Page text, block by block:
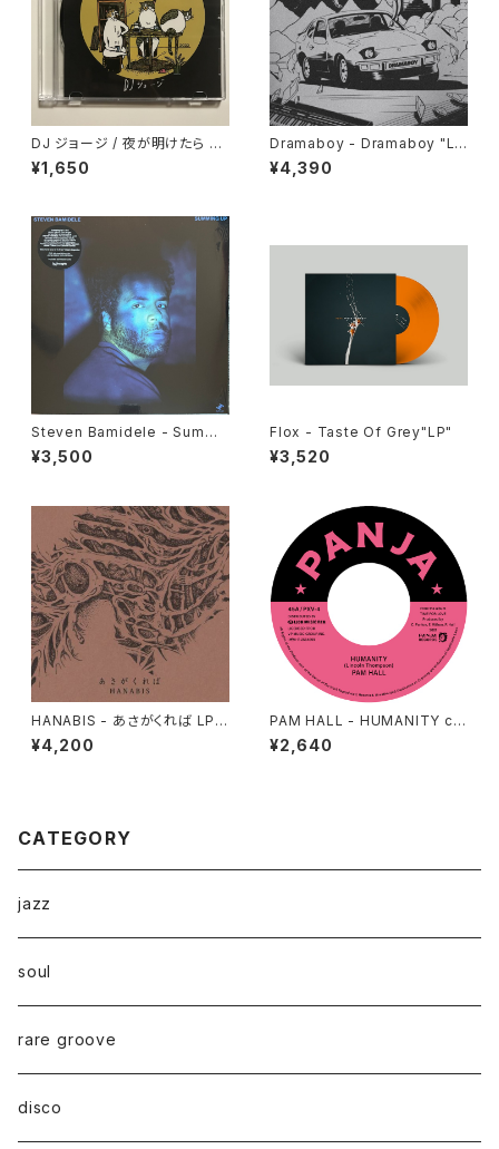
DJ ジョージ / 夜が明けたら Bl
ack Coffee
¥1,650
Dramaboy - Dramaboy "L
P"
¥4,390
Steven Bamidele - Summi
ng Up "LP"
¥3,500
Flox - Taste Of Grey"LP"
¥3,520
HANABIS - あさがくれば LP v
ersion "2LP"
¥4,200
PAM HALL - HUMANITY c/
w ARCHIBALD "7"
¥2,640
CATEGORY
jazz
soul
rare groove
disco